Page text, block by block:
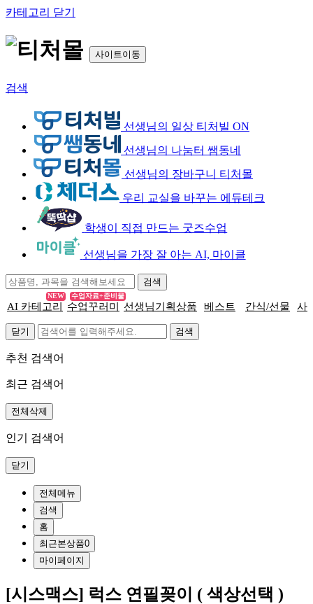
카테고리 닫기
사이트이동
검색
선생님의 일상 티처빌 ON
선생님의 나눔터 쌤동네
선생님의 장바구니 티처몰
우리 교실을 바꾸는 에듀테크
학생이 직접 만드는 굿즈수업
선생님을 가장 잘 아는 AI, 마이클
AI 카테고리
NEW
수업꾸러미
수업자료+준비물
선생님기획상품 베스트 간식/선물 사
닫기
추천 검색어
최근 검색어
전체삭제
인기 검색어
닫기
전체메뉴
검색
홈
최근본상품0
마이페이지
[시스맥스] 럭스 연필꽂이 ( 색상선택 )